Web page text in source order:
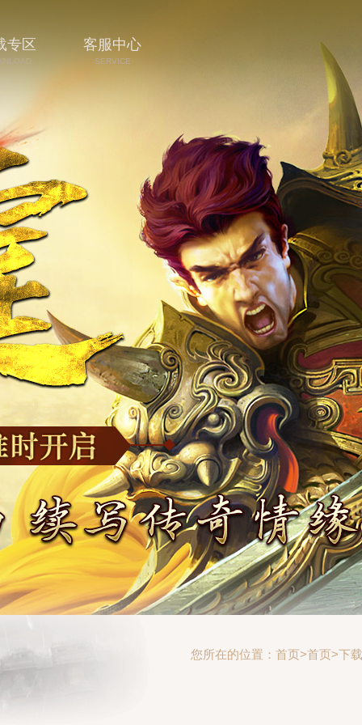
专区 客服中心
SERVICE
您所在的位置： 首页>首页>下